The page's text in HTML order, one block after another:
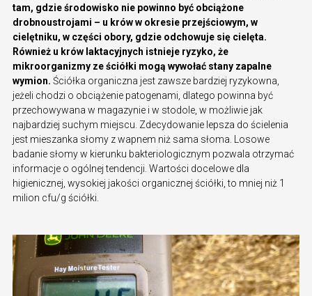
tam, gdzie środowisko nie powinno być obciążone
drobnoustrojami – u krów w okresie przejściowym, w
cielętniku, w części obory, gdzie odchowuje się cielęta.
Również u krów laktacyjnych istnieje ryzyko, że
mikroorganizmy ze ściółki mogą wywołać stany zapalne
wymion. Ściółka organiczna jest zawsze bardziej ryzykowna,
jeżeli chodzi o obciążenie patogenami, dlatego powinna być
przechowywana w magazynie i w stodole, w możliwie jak
najbardziej suchym miejscu. Zdecydowanie lepsza do ścielenia
jest mieszanka słomy z wapnem niż sama słoma. Losowe
badanie słomy w kierunku bakteriologicznym pozwala otrzymać
informacje o ogólnej tendencji. Wartości docelowe dla
higienicznej, wysokiej jakości organicznej ściółki, to mniej niż 1
milion cfu/g ściółki.